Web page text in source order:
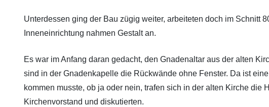
Unterdessen ging der Bau zügig weiter, arbeiteten doch im Schnitt
Inneneinrichtung nahmen Gestalt an.
Es war im Anfang daran gedacht, den Gnadenaltar aus der alten
sind in der Gnadenkapelle die Rückwände ohne Fenster. Da ist
kommen musste, ob ja oder nein, trafen sich in der alten Kirche die
Kirchenvorstand und diskutierten.